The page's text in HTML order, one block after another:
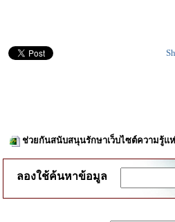
ช่วยกันสนับสนุนรักษาเว็บไซต์ความรู้แ
ลองใช้ค้นหาข้อมูล